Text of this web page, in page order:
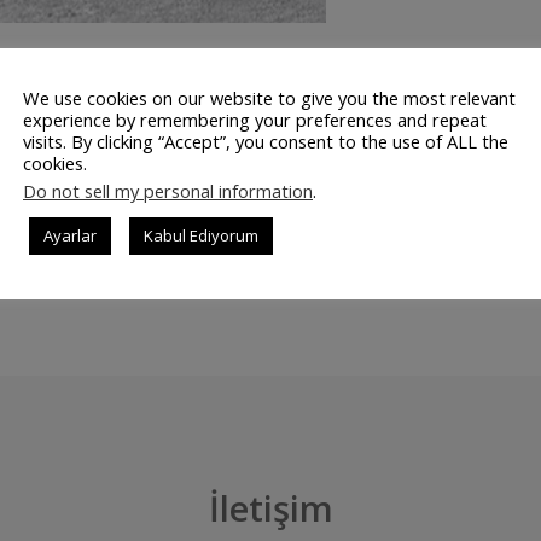
olmayan Tazmanya Kaplanları, bilimin mucizeleri
Tazmanya kaplanlarının günümüzde incelenmesi ne
önce tükendi. Bunun nedenleri arasında doğanın
İletişim
We use cookies on our website to give you the most relevant
experience by remembering your preferences and repeat
visits. By clicking “Accept”, you consent to the use of ALL the
cookies.
Do not sell my personal information.
Ayarlar Kabul Ediyorum